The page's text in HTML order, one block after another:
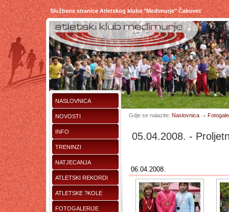
Službene stranice Atletskog kluba "Međimurje" Čakovec
NASLOVNICA
NOVOSTI
INFO
TRENINZI
NATJECANJA
ATLETSKI REKORDI
ATLETSKE ?KOLE
FOTOGALERIJE
Gdje se nalazite: Naslovnica
05.04.2008. -
06.04.2008.